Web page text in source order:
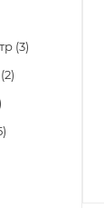
(3)
2)
)